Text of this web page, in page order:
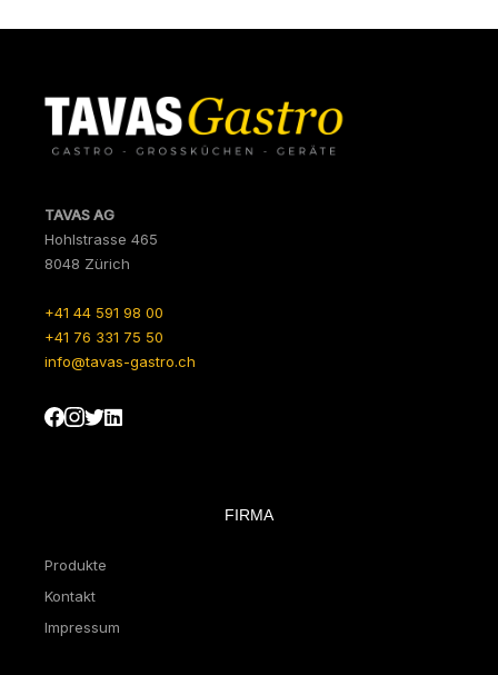
TAVAS AG
Hohlstrasse 465
8048 Zürich
+41 44 591 98 00
+41 76 331 75 50
info@tavas-gastro.ch
FIRMA
Produkte
Kontakt
Impressum